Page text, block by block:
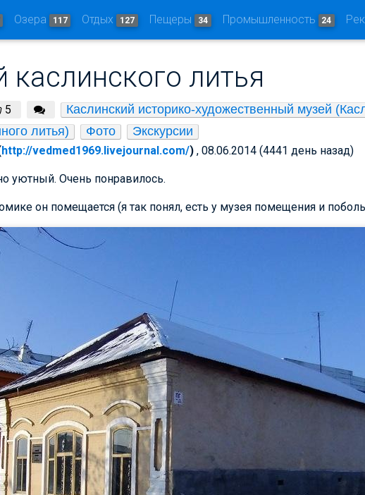
Озера 117 Отдых 127 Пещеры 34 Промышленность 24
каслинского литья
5
Каслинский историко-художественный музей
литья)
Фото Экскурсии
http://vedmed1969.livejournal.com/) , 08.06.2014 (4441 день назад)
уютный. Очень понравилось.
он помещается (я так понял, есть у музея помещения и